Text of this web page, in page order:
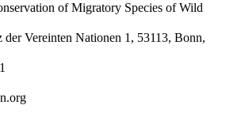
of Migratory Species of Wild
der Vereinten Nationen 1, 53113, Bonn,